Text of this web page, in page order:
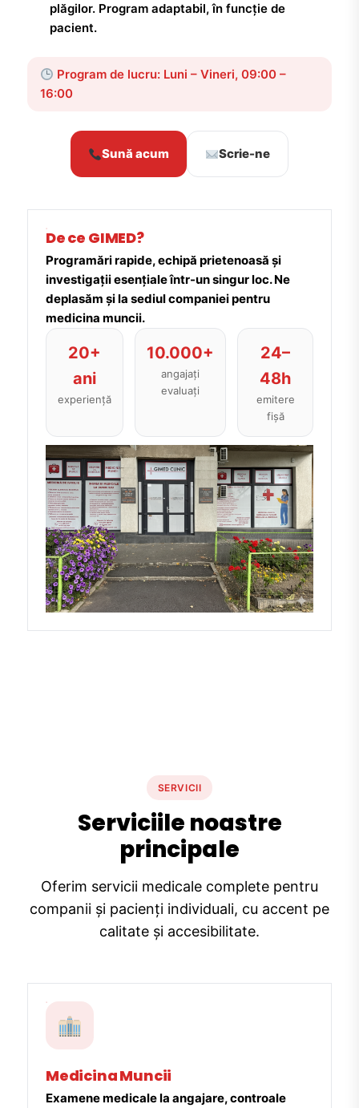
plăgilor. Program adaptabil, în funcție de
pacient.
Program de lucru: Luni – Vineri, 09:00 –
16:00
Sună acum Scrie-ne
De ce GIMED?
Programări rapide, echipă prietenoasă și
investigații esențiale într-un singur loc. Ne
deplasăm și la sediul companiei pentru
medicina muncii.
20+
ani
experiență
10.000+
angajați
evaluați
24–
48h
emitere
fișă
SERVICII
Serviciile noastre
principale
Oferim servicii medicale complete pentru
companii și pacienți individuali, cu accent pe
calitate și accesibilitate.
Medicina Muncii
Examene medicale la angajare, controale